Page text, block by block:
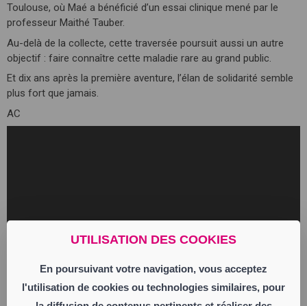
UTILISATION DES COOKIES
En poursuivant votre navigation, vous acceptez
l'utilisation de cookies ou technologies similaires, pour
Toulouse, où Maé a bénéficié d’un essai clinique mené par le
professeur Maithé Tauber.
Au-delà de la collecte, cette traversée poursuit aussi un autre
objectif : faire connaître cette maladie rare au grand public.
Et dix ans après la première aventure, l’élan de solidarité semble
plus fort que jamais.
AC